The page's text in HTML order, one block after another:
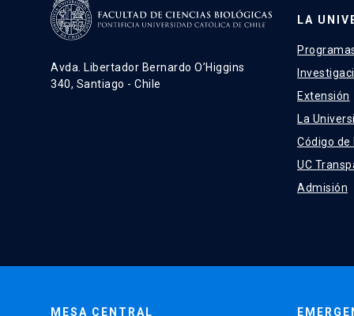
Avda. Libertador Bernardo O’Higgins
340, Santiago - Chile
LA
Extensión
La
Código de
UC
Admisión
MESA CENTRAL